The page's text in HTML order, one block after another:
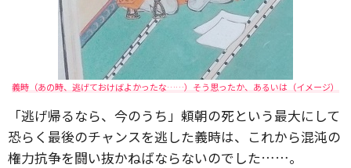
義時（あの時、逃げておけばよかったな……）そう思ったか、あるいは（イメージ）
「逃げ帰るなら、今のうち」頼朝の死という最大にして
恐らく最後のチャンスを逃した義時は、これから混沌の
権力抗争を闘い抜かねばならないのでした……。